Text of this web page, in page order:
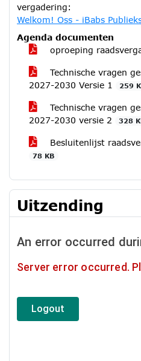
vergadering:
Welkom! Oss - iBabs
Agenda documenten
oproeping
Technische vragen
2027-2030 Versie 1
259
Technische vragen
2027-2030 versie 2
328
Besluitenlijst
78 KB
Uitzending